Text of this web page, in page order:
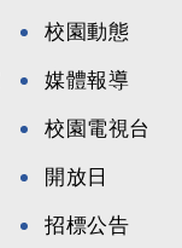
校園動態
媒體報導
校園電視台
開放日
招標公告